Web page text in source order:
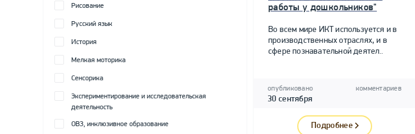
Рисование
Русский язык
История
Мелкая моторика
Сенсорика
Экспериментирование и исследовательская
деятельность
ОВЗ, инклюзивное образование
работы у дошкольников"
Во всем мире ИКТ используется и в
производственных отраслях, и в
сфере познавательной деятел..
опубликовано
30 сентября
комментариев
Подробнее